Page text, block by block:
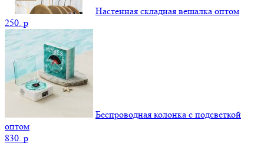
Настенная складная вешалка оптом
250. p
Беспроводная колонка с подсветкой
оптом
830. p